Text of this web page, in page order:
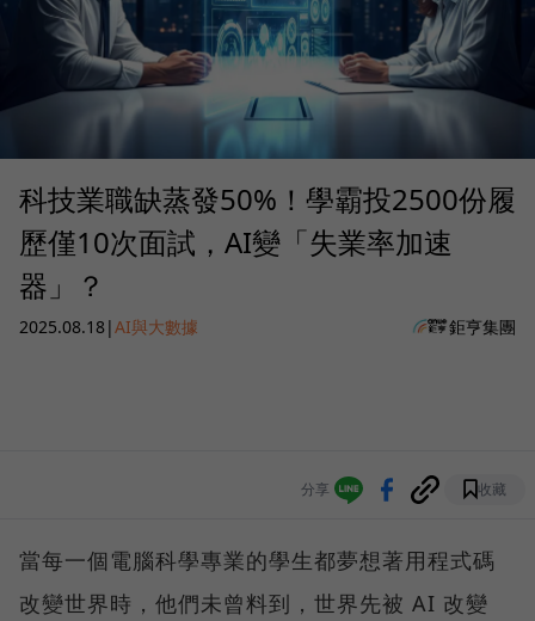
科技業職缺蒸發50%！學霸投2500份履
歷僅10次面試，AI變「失業率加速
器」？
2025.08.18|AI與大數據 鉅亨集團
分享 收藏
當每一個電腦科學專業的學生都夢想著用程式碼
改變世界時，他們未曾料到，世界先被 AI 改變